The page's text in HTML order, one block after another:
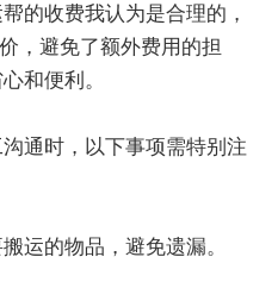
的收费我认为是合理的，
，避免了额外费用的担
和便利。
通时，以下事项需特别注
运的物品，避免遗漏。